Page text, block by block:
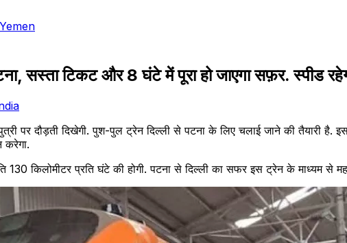
Yemen
सस्ता टिकट और 8 घंटे में पूरा हो जाएगा सफ़र. स्पीड
पर दौड़ती दिखेगी. पुश-पुल ट्रेन दिल्ली से पटना के लिए चलाई जाने की तैयारी है.
करेगा.
130 किलोमीटर प्रति घंटे की होगी. पटना से दिल्ली का सफर इस ट्रेन के माध्यम से